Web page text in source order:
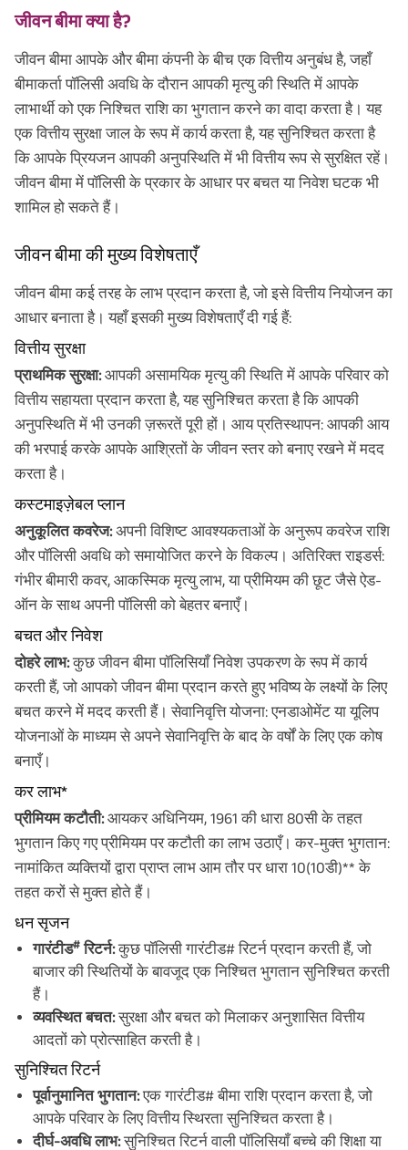
जीवन बीमा क्या है?
जीवन बीमा आपके और बीमा कंपनी के बीच एक वित्तीय अनुबंध है, जहाँ
बीमाकर्ता पॉलिसी अवधि के दौरान आपकी मृत्यु की स्थिति में आपके
लाभार्थी को एक निश्चित राशि का भुगतान करने का वादा करता है। यह
एक वित्तीय सुरक्षा जाल के रूप में कार्य करता है, यह सुनिश्चित करता है
कि आपके प्रियजन आपकी अनुपस्थिति में भी वित्तीय रूप से सुरक्षित रहें।
जीवन बीमा में पॉलिसी के प्रकार के आधार पर बचत या निवेश घटक भी
शामिल हो सकते हैं।
जीवन बीमा की मुख्य विशेषताएँ
जीवन बीमा कई तरह के लाभ प्रदान करता है, जो इसे वित्तीय नियोजन का
आधार बनाता है। यहाँ इसकी मुख्य विशेषताएँ दी गई हैं:
वित्तीय सुरक्षा
प्राथमिक सुरक्षा:आपकी असामयिक मृत्यु की स्थिति में आपके परिवार को
वित्तीय सहायता प्रदान करता है, यह सुनिश्चित करता है कि आपकी
अनुपस्थिति में भी उनकी ज़रूरतें पूरी हों। आय प्रतिस्थापन: आपकी आय
की भरपाई करके आपके आश्रितों के जीवन स्तर को बनाए रखने में मदद
करता है।
कस्टमाइज़ेबल प्लान
अनुकूलित कवरेज:अपनी विशिष्ट आवश्यकताओं के अनुरूप कवरेज राशि
और पॉलिसी अवधि को समायोजित करने के विकल्प। अतिरिक्त राइडर्स:
गंभीर बीमारी कवर, आकस्मिक मृत्यु लाभ, या प्रीमियम की छूट जैसे ऐड-
ऑन के साथ अपनी पॉलिसी को बेहतर बनाएँ।
बचत और निवेश
दोहरे लाभ:कुछ जीवन बीमा पॉलिसियाँ निवेश उपकरण के रूप में कार्य
करती हैं, जो आपको जीवन बीमा प्रदान करते हुए भविष्य के लक्ष्यों के लिए
बचत करने में मदद करती हैं। सेवानिवृत्ति योजना: एनडाओमेंट या यूलिप
योजनाओं के माध्यम से अपने सेवानिवृत्ति के बाद के वर्षों के लिए एक कोष
बनाएँ।
कर लाभ*
प्रीमियम कटौती:आयकर अधिनियम, 1961 की धारा 80सी के तहत
भुगतान किए गए प्रीमियम पर कटौती का लाभ उठाएँ। कर-मुक्त भुगतान:
नामांकित व्यक्तियों द्वारा प्राप्त लाभ आम तौर पर धारा 10(10डी)** के
तहत करों से मुक्त होते हैं।
धन सृजन
गारंटीड# रिटर्न:कुछ पॉलिसी गारंटीड# रिटर्न प्रदान करती हैं, जो
बाजार की स्थितियों के बावजूद एक निश्चित भुगतान सुनिश्चित करती
हैं।
व्यवस्थित बचत:सुरक्षा और बचत को मिलाकर अनुशासित वित्तीय
आदतों को प्रोत्साहित करती है।
सुनिश्चित रिटर्न
पूर्वानुमानित भुगतान:एक गारंटीड# बीमा राशि प्रदान करता है, जो
आपके परिवार के लिए वित्तीय स्थिरता सुनिश्चित करता है।
दीर्घ-अवधि लाभ:सुनिश्चित रिटर्न वाली पॉलिसियाँ बच्चे की शिक्षा या